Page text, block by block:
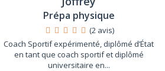
Prépa physique
(2 avis)
Coach Sportif expérimenté, diplômé d’État
en tant que coach sportif et diplômé
universitaire en...